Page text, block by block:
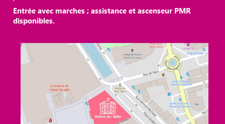
Entrée avec marches ; assistance et ascenseur PMR
disponibles.